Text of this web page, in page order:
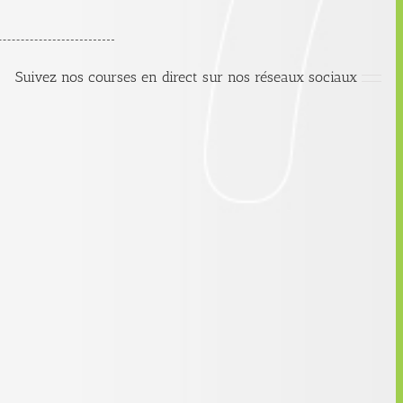
Suivez nos courses en direct sur nos réseaux sociaux